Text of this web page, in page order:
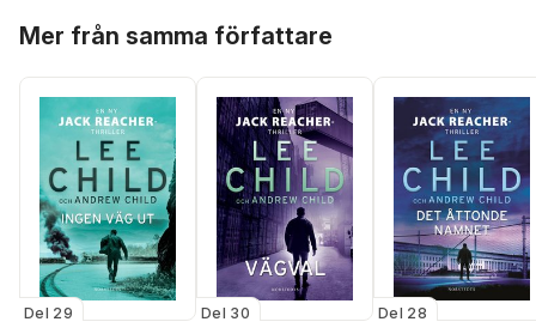
Mer från samma författare
Del 29 Del 30 Del 28